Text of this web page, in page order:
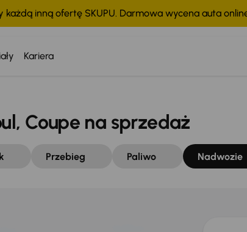
każdą inną ofertę SKUPU. Darmowa wycena auta
Kariera
Coupe na sprzedaż
Przebieg Paliwo Nadwozie